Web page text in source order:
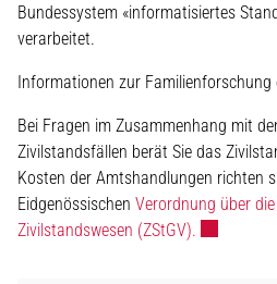
Bundessystem «informatisiertes
verarbeitet.
Informationen zur Familienforschung
Bei Fragen im Zusammenhang mit
Zivilstandsfällen berät Sie das
Kosten der Amtshandlungen richten
Eidgenössischen Verordnung über
Zivilstandswesen (ZStGV).